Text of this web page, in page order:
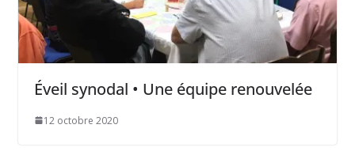
Éveil synodal • Une équipe renouvelée
12 octobre 2020